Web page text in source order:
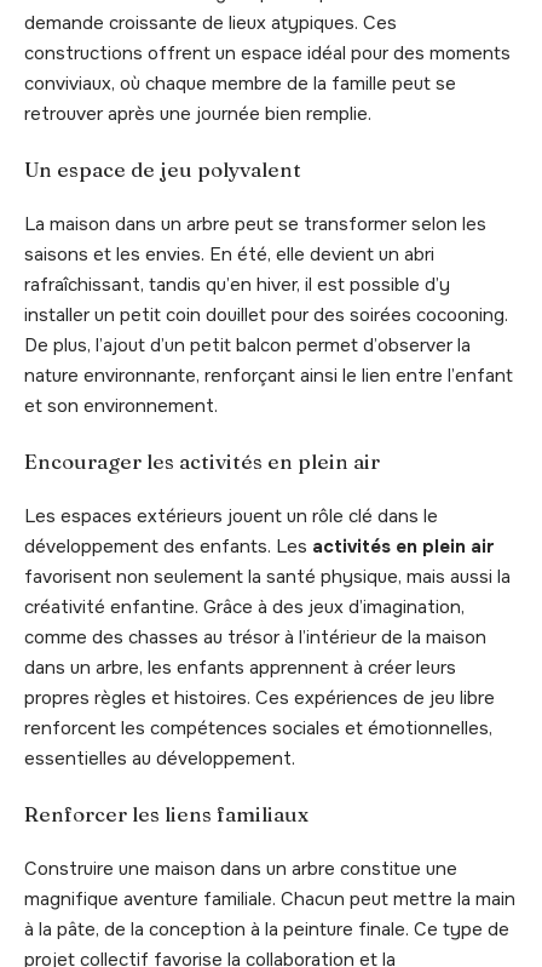
demande croissante de lieux atypiques. Ces
constructions offrent un espace idéal pour des moments
conviviaux, où chaque membre de la famille peut se
retrouver après une journée bien remplie.
Un espace de jeu polyvalent
La maison dans un arbre peut se transformer selon les
saisons et les envies. En été, elle devient un abri
rafraîchissant, tandis qu’en hiver, il est possible d’y
installer un petit coin douillet pour des soirées cocooning.
De plus, l’ajout d’un petit balcon permet d’observer la
nature environnante, renforçant ainsi le lien entre l’enfant
et son environnement.
Encourager les activités en plein air
Les espaces extérieurs jouent un rôle clé dans le
développement des enfants. Les activités en plein air
favorisent non seulement la santé physique, mais aussi la
créativité enfantine. Grâce à des jeux d’imagination,
comme des chasses au trésor à l’intérieur de la maison
dans un arbre, les enfants apprennent à créer leurs
propres règles et histoires. Ces expériences de jeu libre
renforcent les compétences sociales et émotionnelles,
essentielles au développement.
Renforcer les liens familiaux
Construire une maison dans un arbre constitue une
magnifique aventure familiale. Chacun peut mettre la main
à la pâte, de la conception à la peinture finale. Ce type de
projet collectif favorise la collaboration et la